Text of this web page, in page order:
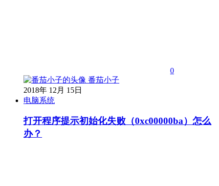
0
番茄小子
2018年 12月 15日
电脑系统
打开程序提示初始化失败（0xc00000ba）怎么
办？